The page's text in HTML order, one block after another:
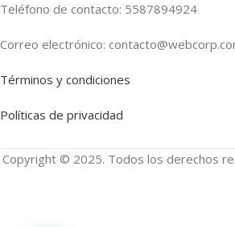
Teléfono de contacto: 5587894924
Correo electrónico:
Términos y condiciones
Políticas de privacidad
Copyright © 2025. Todos los derechos